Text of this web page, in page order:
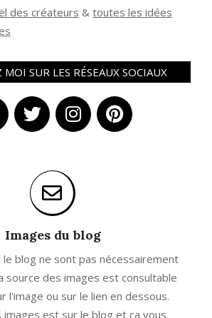
des créateurs & toutes les idées
MOI SUR LES RÉSEAUX SOCIAUX
Images du blog
blog ne sont pas nécessairement
source des images est consultable
l'image ou sur le lien en dessous.
images est sur le blog et ça vous